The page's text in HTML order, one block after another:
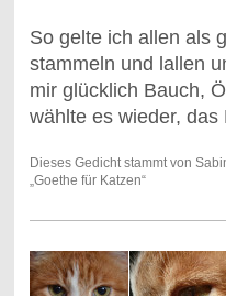
So gelte ich allen als
stammeln und lallen
mir glücklich Bauch,
wählte es wieder, das
Dieses Gedicht stammt von
„Goethe für Katzen“